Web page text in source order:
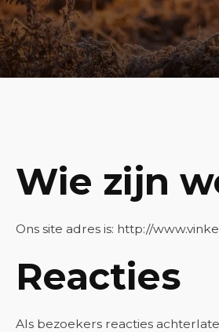
Wie zijn
Ons site adres is: http://
Reacties
Als bezoekers reacties